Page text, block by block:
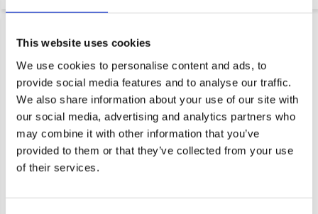
This website uses cookies
We use cookies to personalise content and ads, to
provide social media features and to analyse our traffic.
We also share information about your use of our site with
our social media, advertising and analytics partners who
may combine it with other information that you’ve
provided to them or that they’ve collected from your use
of their services.
Roue en acier à rainure en V Ø
120 x 33/25 mm – 600 kg
Roue en acier à rainure en V Ø